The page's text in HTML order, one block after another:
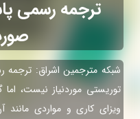
ترجمه رسمی
شبکه مترجمین اشراق: ترجمه
توریستی موردنیاز نیست،
ویزای کاری و مواردی